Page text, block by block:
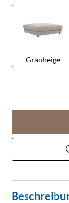
Graubeige